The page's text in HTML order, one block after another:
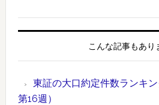
位
銘
柄
【2019
年
ラ
キ
グ
こんな記事もあり
東証の大口約定件数ランキ
第16週）